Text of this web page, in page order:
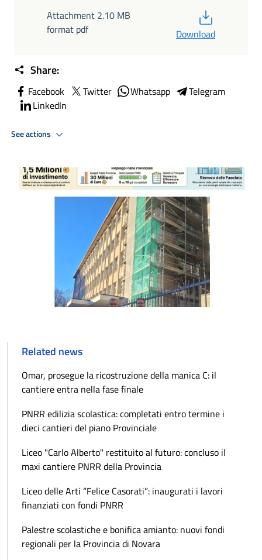
Attachment 2.10 MB
format pdf
Download
Share:
Facebook Twitter Whatsapp
Telegram
LinkedIn
See actions
Related news
Omar, prosegue la ricostruzione della manica C: il
cantiere entra nella fase finale
PNRR edilizia scolastica: completati entro termine i
dieci cantieri del piano Provinciale
Liceo "Carlo Alberto" restituito al futuro: concluso il
maxi cantiere PNRR della Provincia
Liceo delle Arti “Felice Casorati”: inaugurati i lavori
finanziati con fondi PNRR
Palestre scolastiche e bonifica amianto: nuovi fondi
regionali per la Provincia di Novara